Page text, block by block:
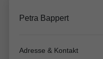
Petra Bappert
Adresse & Kontakt